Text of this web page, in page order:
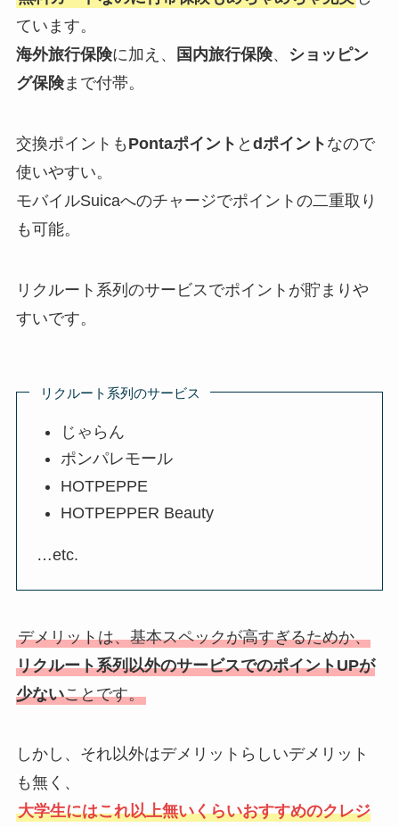
ています。
海外旅行保険に加え、 国内旅行保険、
ショッピン
グ保険まで付帯。
交換ポイントも Pontaポイント と dポイント なので
使いやすい。
モバイルSuicaへのチャージでポイントの二重取り
も可能。
リクルート系列のサービスでポイントが貯まりや
すいです。
リクルート系列のサービス
じゃらん
ポンパレモール
HOTPEPPE
HOTPEPPER Beauty
…etc.
デメリットは、基本スペックが高すぎるためか、
リクルート系列以外のサービスでのポイントUPが
少ないことです。
しかし、それ以外はデメリットらしいデメリット
も無く、
大学生にはこれ以上無いくらいおすすめのクレジ